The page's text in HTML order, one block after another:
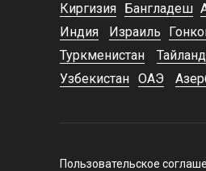
Киргизия Бангладеш
Индия Израиль
Туркменистан
Узбекистан ОАЭ
Тайланд
Пользовательское